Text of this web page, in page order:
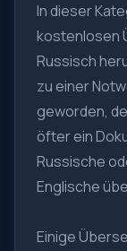
In dieser
kostenlosen
Russisch
zu einer
geworden,
öfter ein
Russische
Englische
Einige